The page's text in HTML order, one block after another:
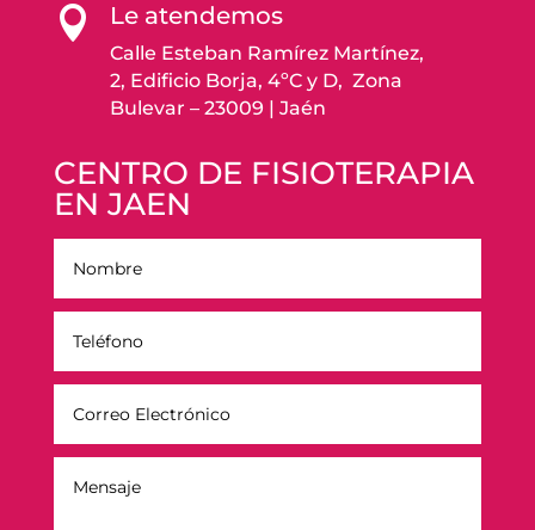
 Le atendemos
Calle Esteban Ramírez Martínez,
2, Edificio Borja, 4ºC y D, Zona
Bulevar – 23009 | Jaén
CENTRO DE FISIOTERAPIA
EN JAEN